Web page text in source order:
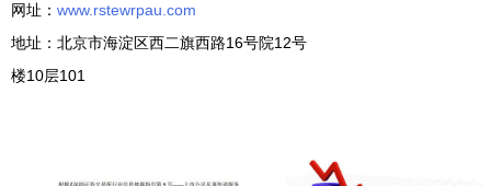
网址： www.rstewrpau.com
地址：北京市海淀区西二旗西路16号院12号
楼10层101